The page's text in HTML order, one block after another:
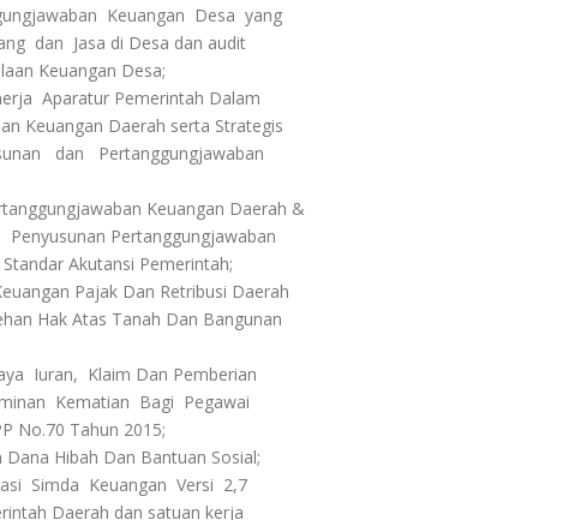
Keuangan Desa yang
dan Jasa di Desa dan audit
Keuangan Desa;
Aparatur Pemerintah Dalam
Keuangan Daerah serta Strategis
dan Pertanggungjawaban
Keuangan Daerah &
Pertanggungjawaban
Akutansi Pemerintah;
Pajak Dan Retribusi Daerah
Hak Atas Tanah Dan Bangunan
Iuran, Klaim Dan Pemberian
Kematian Bagi Pegawai
No.70 Tahun 2015;
Hibah Dan Bantuan Sosial;
Simda Keuangan Versi 2,7
Daerah dan satuan kerja